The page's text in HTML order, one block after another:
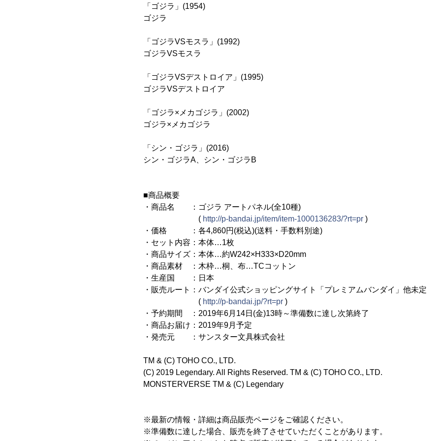
「ゴジラ」(1954)
ゴジラ
「ゴジラVSモスラ」(1992)
ゴジラVSモスラ
「ゴジラVSデストロイア」(1995)
ゴジラVSデストロイア
「ゴジラ×メカゴジラ」(2002)
ゴジラ×メカゴジラ
「シン・ゴジラ」(2016)
シン・ゴジラA、シン・ゴジラB
■商品概要
・商品名 ：ゴジラ アートパネル(全10種)
( http://p-bandai.jp/item/item-1000136283/?rt=pr )
・価格 ：各4,860円(税込)(送料・手数料別途)
・セット内容：本体…1枚
・商品サイズ：本体…約W242×H333×D20mm
・商品素材 ：木枠…桐、布…TCコットン
・生産国 ：日本
・販売ルート：バンダイ公式ショッピングサイト「プレミアムバンダイ」他未定
( http://p-bandai.jp/?rt=pr )
・予約期間 ：2019年6月14日(金)13時～準備数に達し次第終了
・商品お届け：2019年9月予定
・発売元 ：サンスター文具株式会社
TM & (C) TOHO CO., LTD.
(C) 2019 Legendary. All Rights Reserved. TM & (C) TOHO CO., LTD.
MONSTERVERSE TM & (C) Legendary
※最新の情報・詳細は商品販売ページをご確認ください。
※準備数に達した場合、販売を終了させていただくことがあります。